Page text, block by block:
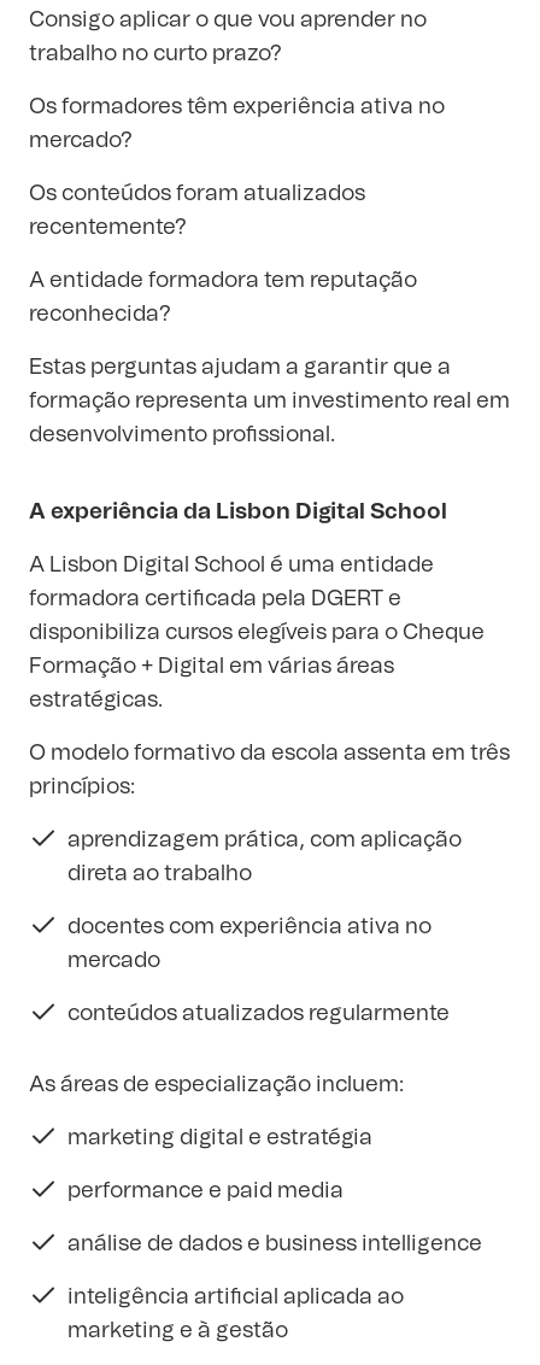
Consigo aplicar o que vou aprender no
trabalho no curto prazo?
Os formadores têm experiência ativa no
mercado?
Os conteúdos foram atualizados
recentemente?
A entidade formadora tem reputação
reconhecida?
Estas perguntas ajudam a garantir que a
formação representa um investimento real em
desenvolvimento profissional.
A experiência da Lisbon Digital School
A Lisbon Digital School é uma entidade
formadora certificada pela DGERT e
disponibiliza cursos elegíveis para o Cheque
Formação + Digital em várias áreas
estratégicas.
O modelo formativo da escola assenta em três
princípios:
aprendizagem prática, com aplicação
direta ao trabalho
docentes com experiência ativa no
mercado
conteúdos atualizados regularmente
As áreas de especialização incluem:
marketing digital e estratégia
performance e paid media
análise de dados e business intelligence
inteligência artificial aplicada ao
marketing e à gestão